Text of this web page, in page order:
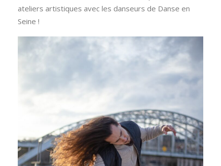
ateliers artistiques avec les danseurs de Danse en
Seine !